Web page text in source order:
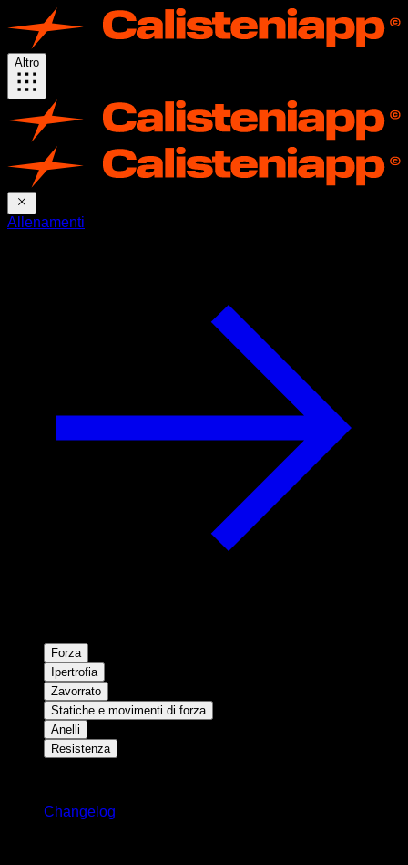
Altro
Allenamenti
Forza
Ipertrofia
Zavorrato
Statiche e movimenti di forza
Anelli
Resistenza
Changelog